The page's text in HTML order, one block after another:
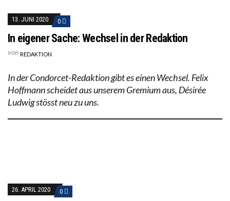
13. JUNI 2020 0
In eigener Sache: Wechsel in der Redaktion
von REDAKTION
In der Condorcet-Redaktion gibt es einen Wechsel. Felix
Hoffmann scheidet aus unserem Gremium aus, Désirée
Ludwig stösst neu zu uns.
26. APRIL 2020 0